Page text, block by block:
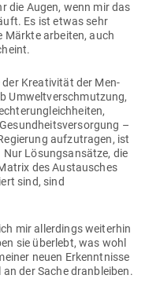
die Augen, wenn mir das
Es ist etwas sehr
Märkte arbeiten, auch
der Krea­ti­vität der Men­
Umwelt­ver­schmutzung,
–
auf­zu­tragen, ist
Lösungs­an­sätze, die
des Aus­tau­sches
sind, sind
mir aller­dings wei­terhin
sie überlebt, was wohl
neuen Erkennt­nisse
der Sache dranbleiben.